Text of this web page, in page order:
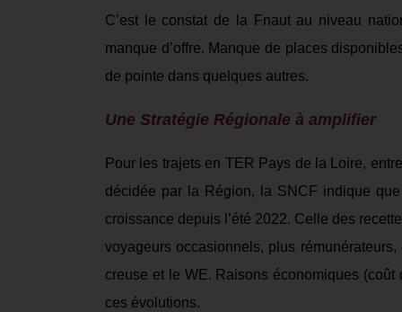
C’est le constat de la Fnaut au niveau
manque d’offre. Manque de places
de pointe dans quelques autres.
Une Stratégie Régionale à amplifier
Pour les trajets en TER Pays de la Loire, e
d écidée par la Région,
la SNCF indique
croissance depuis l’été 2022. Celle des
voyageurs occasionnels, plus rémunérateurs,
creuse et le WE. Raisons économiques (coût
ces évolutions.